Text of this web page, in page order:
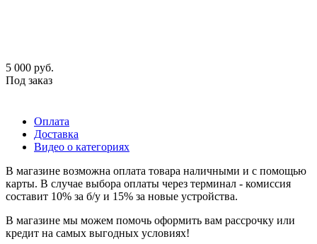
5 000 руб.
Под заказ
Оплата
Доставка
Видео о категориях
В магазине возможна оплата товара наличными и с помощью
карты. В случае выбора оплаты через терминал - комиссия
составит 10% за б/у и 15% за новые устройства.
В магазине мы можем помочь оформить вам рассрочку или
кредит на самых выгодных условиях!